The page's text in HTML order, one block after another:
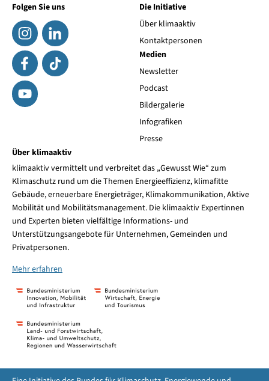
Folgen Sie uns
Die Initiative
Über klimaaktiv
Kontaktpersonen
Medien
Newsletter
Podcast
Bildergalerie
Infografiken
Presse
Über klimaaktiv
klimaaktiv vermittelt und verbreitet das „Gewusst Wie“ zum
Klimaschutz rund um die Themen Energieeffizienz, klimafitte
Gebäude, erneuerbare Energieträger, Klimakommunikation, Aktive
Mobilität und Mobilitätsmanagement. Die klimaaktiv Expertinnen
und Experten bieten vielfältige Informations- und
Unterstützungsangebote für Unternehmen, Gemeinden und
Privatpersonen.
Mehr erfahren